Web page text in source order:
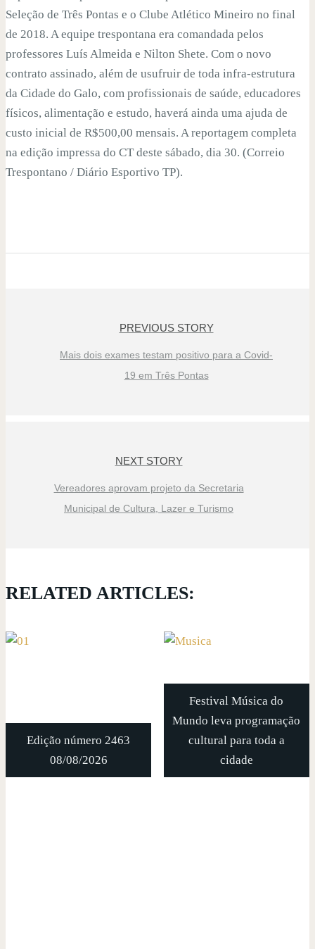
Seleção de Três Pontas e o Clube Atlético Mineiro no final
de 2018. A equipe trespontana era comandada pelos
professores Luís Almeida e Nilton Shete. Com o novo
contrato assinado, além de usufruir de toda infra-estrutura
da Cidade do Galo, com profissionais de saúde, educadores
físicos, alimentação e estudo, haverá ainda uma ajuda de
custo inicial de R$500,00 mensais. A reportagem completa
na edição impressa do CT deste sábado, dia 30. (Correio
Trespontano / Diário Esportivo TP).
PREVIOUS STORY
Mais dois exames testam positivo para a Covid-
19 em Três Pontas
NEXT STORY
Vereadores aprovam projeto da Secretaria
Municipal de Cultura, Lazer e Turismo
RELATED ARTICLES:
Edição número 2463
08/08/2026
Festival Música do
Mundo leva programação
cultural para toda a
cidade